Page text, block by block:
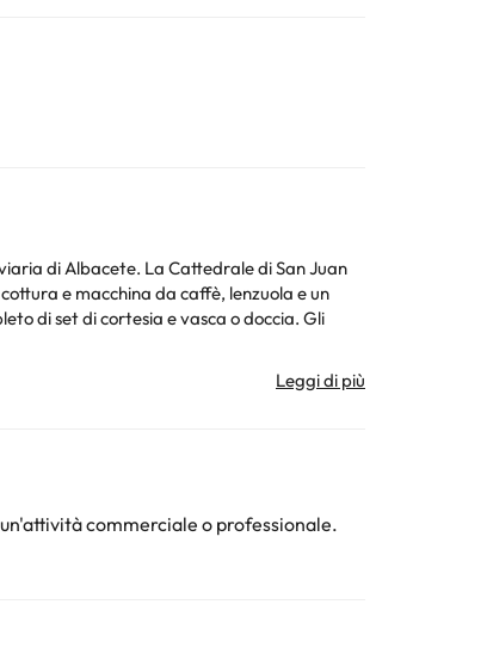
di Albacete. La Cattedrale di San Juan
di set di cortesia e vasca o doccia. Gli
sono soggette a disponibilità, e
commerciale o professionale.